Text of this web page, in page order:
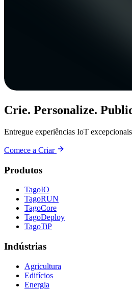
Crie. Personalize.
Entregue experiências IoT
Comece a Criar
Produtos
TagoIO
TagoRUN
TagoCore
TagoDeploy
TagoTiP
Indústrias
Agricultura
Edifícios
Energia